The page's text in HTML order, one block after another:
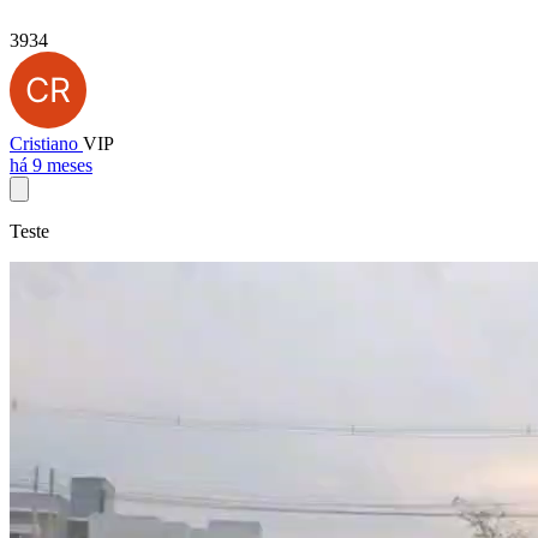
3934
Cristiano VIP
há 9 meses
Teste